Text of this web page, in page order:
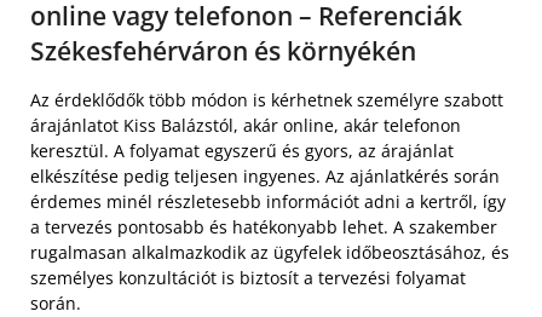
online vagy telefonon – Referenciák
Székesfehérváron és környékén
Az érdeklődők több módon is kérhetnek személyre szabott
árajánlatot Kiss Balázstól, akár online, akár telefonon
keresztül. A folyamat egyszerű és gyors, az árajánlat
elkészítése pedig teljesen ingyenes. Az ajánlatkérés során
érdemes minél részletesebb információt adni a kertről, így
a tervezés pontosabb és hatékonyabb lehet. A szakember
rugalmasan alkalmazkodik az ügyfelek időbeosztásához, és
személyes konzultációt is biztosít a tervezési folyamat
során.